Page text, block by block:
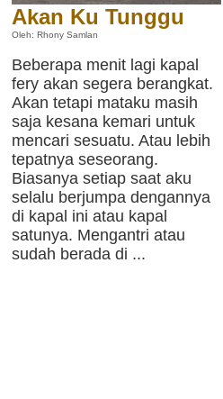
Akan Ku Tunggu
Oleh: Rhony Samlan
Beberapa menit lagi kapal
fery akan segera berangkat.
Akan tetapi mataku masih
saja kesana kemari untuk
mencari sesuatu. Atau lebih
tepatnya seseorang.
Biasanya setiap saat aku
selalu berjumpa dengannya
di kapal ini atau kapal
satunya. Mengantri atau
sudah berada di ...